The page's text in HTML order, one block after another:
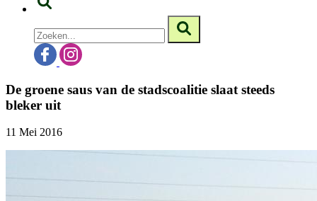
De groene saus van de stadscoalitie slaat steeds
bleker uit
11 Mei 2016